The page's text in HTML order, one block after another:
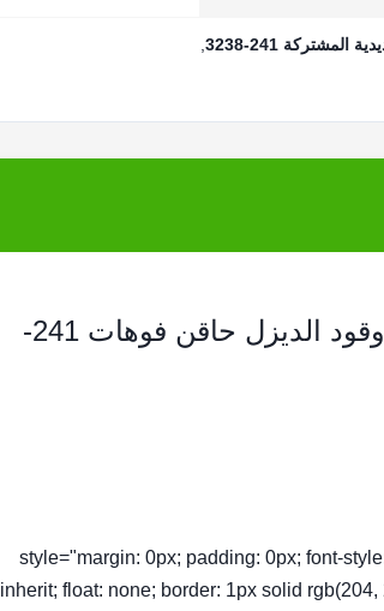
241-3238
حاقن السكك الحديدية المشتركة قطع غيار محرك الديزل وقود الديزل حاقن فوهات 241-
< style="margin: 0px; padding: 0px; font-
inherit; float: none; border: 1px solid